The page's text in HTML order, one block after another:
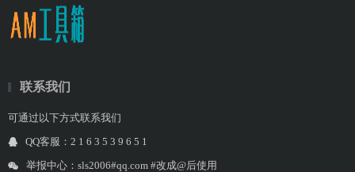
联系我们
可通过以下方式联系我们
QQ客服：2 1 6 3 5 3 9 6 5 1
举报中心：sls2006#qq.com #改成@后使用